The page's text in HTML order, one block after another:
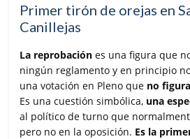
Primer tirón de orejas en
Canillejas
La reprobación es una figura que
ningún reglamento y en principio
una votación en Pleno que no
Es una cuestión simbólica, una
al político de turno que
pero no en la oposición. Es la